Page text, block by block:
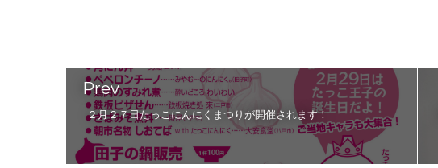
Prev
２月２７日たっこにんにくまつりが開催されます！